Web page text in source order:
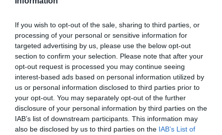
If you wish to opt-out of the sale, sharing to third parties, or
processing of your personal or sensitive information for
targeted advertising by us, please use the below opt-out
section to confirm your selection. Please note that after your
opt-out request is processed you may continue seeing
interest-based ads based on personal information utilized by
us or personal information disclosed to third parties prior to
your opt-out. You may separately opt-out of the further
disclosure of your personal information by third parties on the
IAB’s list of downstream participants. This information may
also be disclosed by us to third parties on the IAB’s List of